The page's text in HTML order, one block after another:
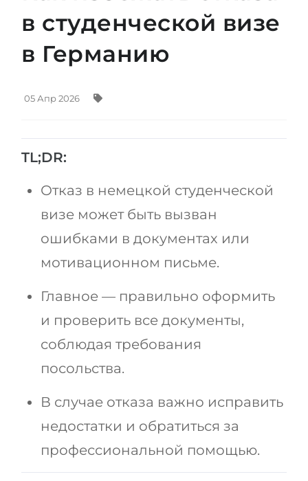
ШТУДИЕНКОЛЛЕГ
Штудиенколлеги
Подготовка к вузу
Подготовка к штудиенколлег
Специальные курсы
Математика
Портфолио
ГЕОГРАФИЯ
ПРОФЕССИИ
Профессии
Примеры вакансий
КАРЬЕРНОЕ ОРИЕНТИРОВАНИЕ
Бакалавриат
Магистратура
Школы 12 классов (NIS)
Колледжа
2-3 курса
Физика
Менеджмент
Другая специальность
в студенческой визе
в Германию
05 Апр 2026
TL;DR:
Отказ в немецкой студенческой
визе может быть вызван
ошибками в документах или
мотивационном письме.
Главное — правильно оформить
и проверить все документы,
соблюдая требования
посольства.
В случае отказа важно исправить
недостатки и обратиться за
профессиональной помощью.